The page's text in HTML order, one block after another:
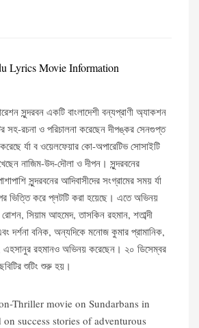
Lyrics Movie Information
সুন্দরবন একটি বাংলাদেশী বন্যপ্রাণী অ্যাকশন
সহ-রচনা ও পরিচালনা করেছেন দীপঙ্কর সেনগুপ্ত
র্যা ব ওয়েলফেয়ার কো-অপারেটিভ সোসাইটি
নাজিম-উদ-দৌলা ও দীপন। সুন্দরবনের
সুন্দরবনের আদিবাসীদের সংগ্রামের সময় র্যা
ভিত্তি করে প্লটটি করা হয়েছে। এতে অভিনয়
সিয়াম আহমেদ, তাসকিন রহমান, শতাব্দী
দর্শনা বনিক, অন্যদিকে মনোজ কুমার প্রামানিক,
এহসানুর রহমানও অভিনয় করেছেন। ২০ ডিসেম্বর
শুটিং শুরু হয়।
Thriller movie on Sundarbans in
success stories of adventurous